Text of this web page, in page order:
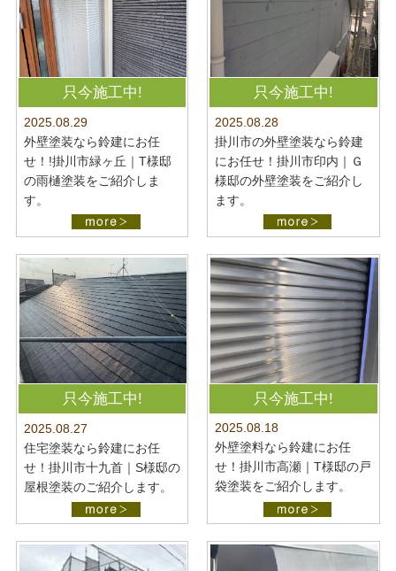
只今施工中!
2025.08.29
外壁塗装なら鈴建にお任
せ！!掛川市緑ヶ丘｜T様邸
の雨樋塗装をご紹介しま
す。
只今施工中!
2025.08.28
掛川市の外壁塗装なら鈴建
にお任せ！掛川市印内｜Ｇ
様邸の外壁塗装をご紹介し
ます。
只今施工中!
2025.08.27
住宅塗装なら鈴建にお任
せ！掛川市十九首｜S様邸の
屋根塗装のご紹介します。
只今施工中!
2025.08.18
外壁塗料なら鈴建にお任
せ！掛川市高瀬｜T様邸の戸
袋塗装をご紹介します。